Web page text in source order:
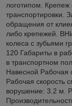
логотипом. Крепеж
транспортировки.
обращения от
либо крепежей.
колеса с зубьями
120 Габариты в
в транспортном
Навесной Рабочая
Рабочая скорость
ворушение: 3.2 м.